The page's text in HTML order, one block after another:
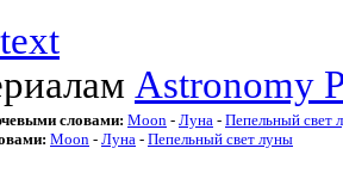
Astronomy
словами: Moon - Луна - Пепельный свет
Moon - Луна - Пепельный свет луны